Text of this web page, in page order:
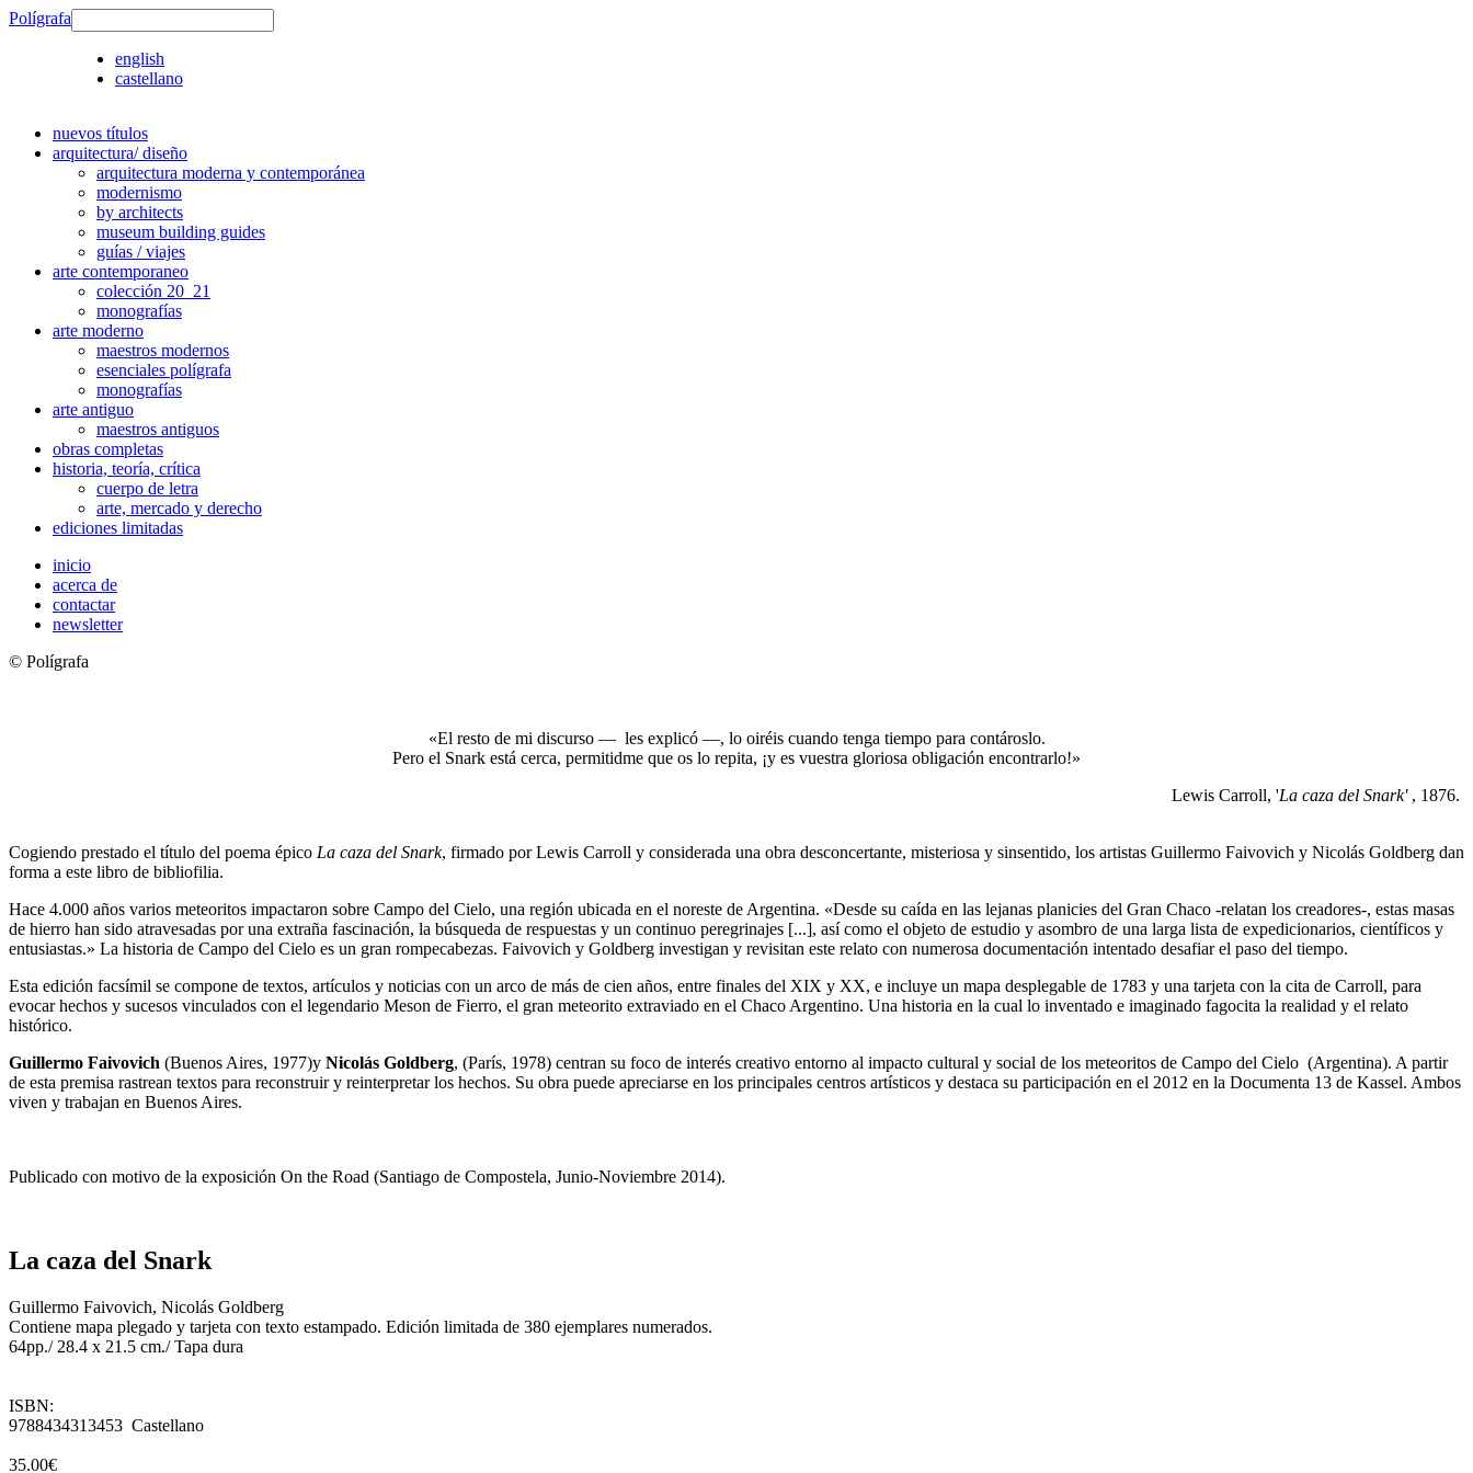
Polígrafa
english
castellano
nuevos títulos
arquitectura/ diseño
arquitectura moderna y contemporánea
modernismo
by architects
museum building guides
guías / viajes
arte contemporaneo
colección 20_21
monografías
arte moderno
maestros modernos
esenciales polígrafa
monografías
arte antiguo
maestros antiguos
obras completas
historia, teoría, crítica
cuerpo de letra
arte, mercado y derecho
ediciones limitadas
inicio
acerca de
contactar
newsletter
© Polígrafa
«El resto de mi discurso — les explicó —, lo oiréis cuando tenga tiempo para contároslo.
Pero el Snark está cerca, permitidme que os lo repita, ¡y es vuestra gloriosa obligación encontrarlo!»
Lewis Carroll, 'La caza del Snark' , 1876.
Cogiendo prestado el título del poema épico La caza del Snark, firmado por Lewis Carroll y considerada una obra desconcertante, misteriosa y sinsentido, los artistas Guillermo Faivovich y Nicolás Goldberg dan
forma a este libro de bibliofilia.
Hace 4.000 años varios meteoritos impactaron sobre Campo del Cielo, una región ubicada en el noreste de Argentina. «Desde su caída en las lejanas planicies del Gran Chaco -relatan los creadores-, estas masas
de hierro han sido atravesadas por una extraña fascinación, la búsqueda de respuestas y un continuo peregrinajes [...], así como el objeto de estudio y asombro de una larga lista de expedicionarios, científicos y
entusiastas.» La historia de Campo del Cielo es un gran rompecabezas. Faivovich y Goldberg investigan y revisitan este relato con numerosa documentación intentado desafiar el paso del tiempo.
Esta edición facsímil se compone de textos, artículos y noticias con un arco de más de cien años, entre finales del XIX y XX, e incluye un mapa desplegable de 1783 y una tarjeta con la cita de Carroll, para
evocar hechos y sucesos vinculados con el legendario Meson de Fierro, el gran meteorito extraviado en el Chaco Argentino. Una historia en la cual lo inventado e imaginado fagocita la realidad y el relato
histórico.
Guillermo Faivovich (Buenos Aires, 1977)y Nicolás Goldberg, (París, 1978) centran su foco de interés creativo entorno al impacto cultural y social de los meteoritos de Campo del Cielo (Argentina). A partir
de esta premisa rastrean textos para reconstruir y reinterpretar los hechos. Su obra puede apreciarse en los principales centros artísticos y destaca su participación en el 2012 en la Documenta 13 de Kassel. Ambos
viven y trabajan en Buenos Aires.
Publicado con motivo de la exposición On the Road (Santiago de Compostela, Junio-Noviembre 2014).
La caza del Snark
Guillermo Faivovich, Nicolás Goldberg
Contiene mapa plegado y tarjeta con texto estampado. Edición limitada de 380 ejemplares numerados.
64pp./ 28.4 x 21.5 cm./ Tapa dura
ISBN:
9788434313453 Castellano
35.00€